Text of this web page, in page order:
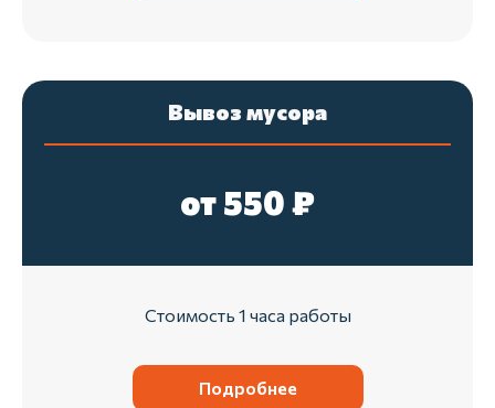
Вывоз мусора
от 550 ₽
Стоимость 1 часа работы
Подробнее